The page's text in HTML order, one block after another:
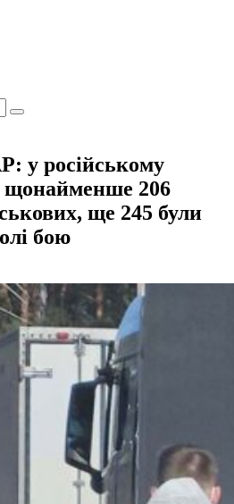
у російському
щонайменше 206
ще 245 були
бою